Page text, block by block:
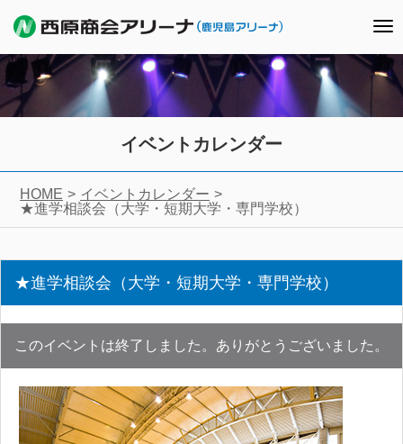
イベントカレンダー
HOME
イベントカレンダー
★進学相談会（大学・短期大学・専門学校）
★進学相談会（大学・短期大学・専門学校）
このイベントは終了しました。ありがとうございました。